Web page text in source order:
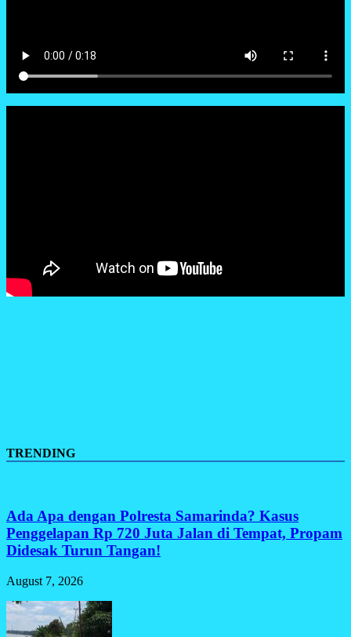
TRENDING
Ada Apa dengan Polresta Samarinda? Kasus
Penggelapan Rp 720 Juta Jalan di Tempat, Propam
Didesak Turun Tangan!
August 7, 2026